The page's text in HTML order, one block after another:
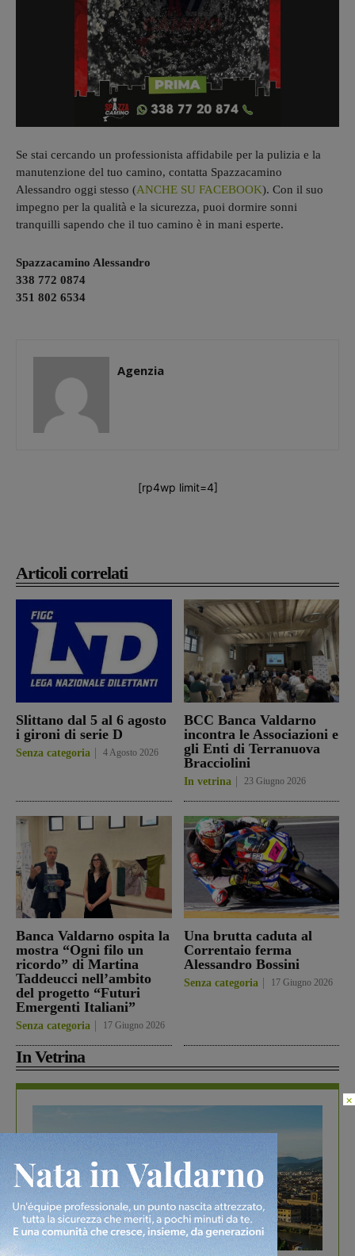
Articoli correlati
Slittano dal 5 al 6 agosto
i gironi di serie D
Senza categoria 4 Agosto 2026
BCC Banca Valdarno
incontra le Associazioni e
gli Enti di Terranuova
Bracciolini
In vetrina 23 Giugno 2026
Banca Valdarno ospita la
mostra “Ogni filo un
ricordo” di Martina
Taddeucci nell’ambito
del progetto “Futuri
Emergenti Italiani”
Senza categoria 17 Giugno 2026
Una brutta caduta al
Correntaio ferma
Alessandro Bossini
Senza categoria 17 Giugno 2026
In Vetrina
Se stai cercando un professionista affidabile per la pulizia e la
manutenzione del tuo camino, contatta Spazzacamino
Alessandro oggi stesso (ANCHE SU FACEBOOK). Con il suo
impegno per la qualità e la sicurezza, puoi dormire sonni
tranquilli sapendo che il tuo camino è in mani esperte.
Spazzacamino Alessandro
338 772 0874
351 802 6534
Agenzia
[rp4wp limit=4]
×